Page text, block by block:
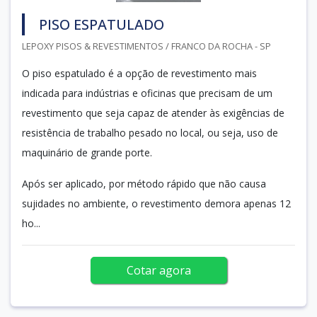
PISO ESPATULADO
LEPOXY PISOS & REVESTIMENTOS / FRANCO DA ROCHA - SP
O piso espatulado é a opção de revestimento mais
indicada para indústrias e oficinas que precisam de um
revestimento que seja capaz de atender às exigências de
resistência de trabalho pesado no local, ou seja, uso de
maquinário de grande porte.
Após ser aplicado, por método rápido que não causa
sujidades no ambiente, o revestimento demora apenas 12
ho...
Cotar agora